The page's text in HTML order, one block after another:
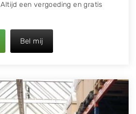
een vergoeding en gratis
Bel mij